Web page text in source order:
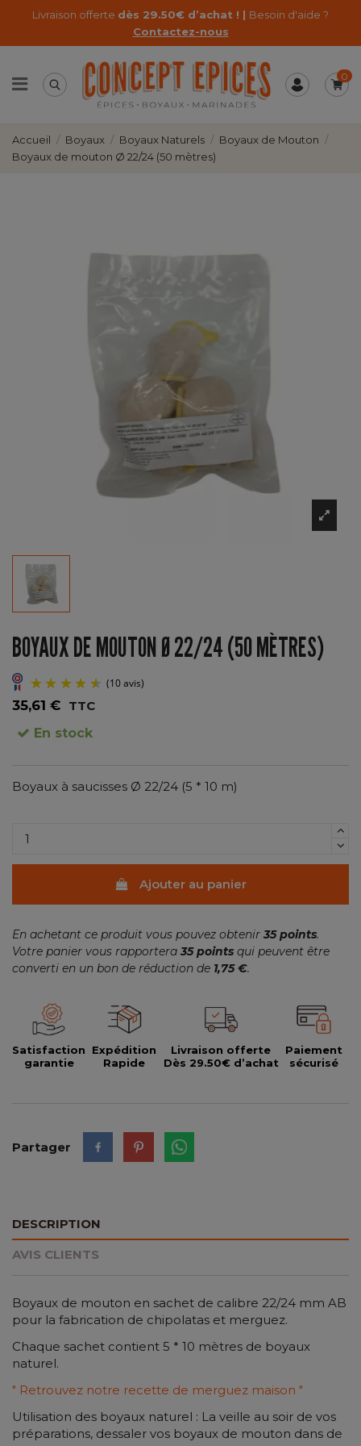
Livraison offerte dès 29.50€ d’achat ! | Besoin d'aide ?
Contactez-nous
0
Accueil Boyaux Boyaux Naturels
Boyaux de Mouton
Boyaux de mouton Ø 22/24 (50 mètres)
BOYAUX DE MOUTON Ø 22/24 (50 MÈTRES)
35,61 € TTC
En stock
Boyaux à saucisses Ø 22/24 (5 * 10 m)
Ajouter au panier
En achetant ce produit vous pouvez obtenir 35 points.
Votre panier vous rapportera 35points qui peuvent être
converti en un bon de réduction de 1,75 €.
Satisfaction
garantie
Expédition
Rapide
Livraison offerte
Dès 29.50€ d’achat
Paiement
sécurisé
Partager
DESCRIPTION
AVIS CLIENTS
Boyaux de mouton en sachet de calibre 22/24 mm AB
pour la fabrication de chipolatas et merguez.
Chaque sachet contient 5 * 10 mètres de boyaux
naturel.
" Retrouvez notre recette de merguez maison "
Utilisation des boyaux naturel : La veille au soir de vos
préparations, dessaler vos boyaux de mouton dans de